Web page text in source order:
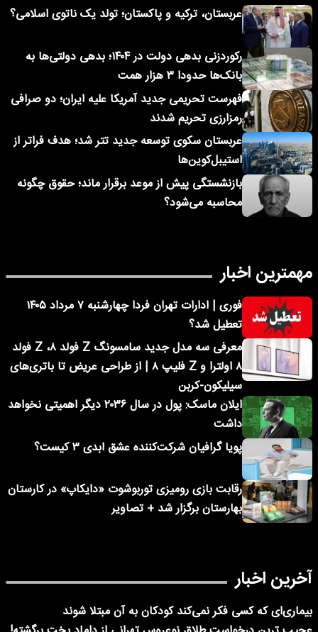
عربستان، ترکیه و پاکستان؛ تولد یک ناتوی اسلامی؟
رکوردزنی بدهی دولت در ۱۴۰۴؛ بدهی دولتی‌ها به
بانک‌ها حدودا ۳ هزار همت
فهرست تحریمی جدید آمریکا علیه ایران؛ دو صرافی
رمزارزی تحریم شدند
عربستان سکوی توسعه جدید تتر شد؛ هدف فراتر از
استیبل‌کوین‌ها
بازنشستگی پیش از موعد برقرار ماند؛ حقوق چگونه
محاسبه می‌شود؟
مهمترین اخبار
فوری | ادارات تهران فردا چهارشنبه ۷ مرداد ۱۴۰۵
تعطیل شد؟
معرفی سه مدل جدید سامسونگ Z فولد ۸، Z فولد
۸ اولترا و Z فلیپ ۸ | از طراحی عریض تا باتری‌های
سیلیکون-کربن
ایلان ماسک: پول در سال ۲۰۳۶ دیگر اهمیتی نخواهد
داشت
پویا گرافیان شرکت‌کننده عشق ابدی ۳ کیست؟
رقابت بازی رومیزی توربوشوت «دایکاپ» در کارستان
بهارستان برگزار شد + تصاویر
آخرین اخبار
بیماری‌ای که کسی فکر نمی‌کند کودکان به آن مبتلا شوند